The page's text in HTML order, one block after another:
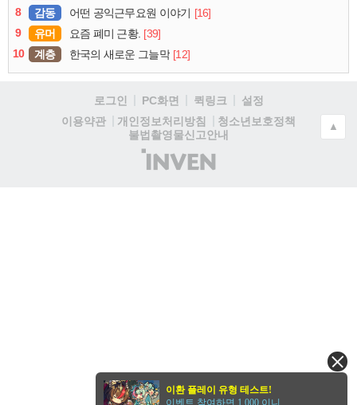
8
감동 어떤 공익근무요원 이야기 [16]
9
유머 요즘 폐미 근황. [39]
10
계층 한국의 새로운 그늘막 [12]
로그인 PC화면 퀵링크
설정
이용약관
개인정보처리방침
청소년보호정책
불법촬영물신고안내
(주)
인
▲
이환 플레이 유형 테스트!
이벤트 참여하면 1,000 이니